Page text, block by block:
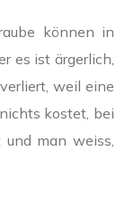
können in
es ist ärgerlich,
weil eine
kostet, bei
man weiss,